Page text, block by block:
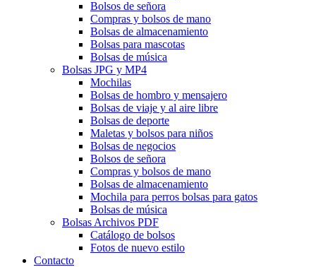
Bolsos de señora
Compras y bolsos de mano
Bolsas de almacenamiento
Bolsas para mascotas
Bolsas de música
Bolsas JPG y MP4
Mochilas
Bolsas de hombro y mensajero
Bolsas de viaje y al aire libre
Bolsas de deporte
Maletas y bolsos para niños
Bolsas de negocios
Bolsos de señora
Compras y bolsos de mano
Bolsas de almacenamiento
Mochila para perros bolsas para gatos
Bolsas de música
Bolsas Archivos PDF
Catálogo de bolsos
Fotos de nuevo estilo
Contacto